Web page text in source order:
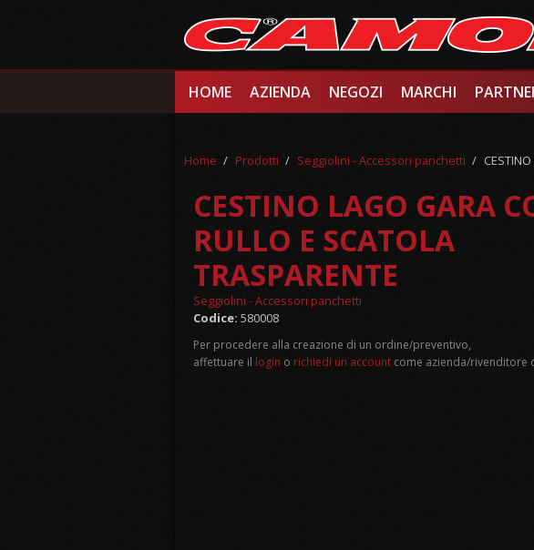
HOME AZIENDA NEGOZI MARCHI
Home / Prodotti / Seggiolini - Accessori panchetti /
CESTINO LAGO GARA
RULLO E SCATOLA
TRASPARENTE
Seggiolini - Accessori panchetti
Codice: 580008
Per procedere alla creazione di un ordine/preventivo,
affettuare il login o richiedi un account come azienda/rivenditore